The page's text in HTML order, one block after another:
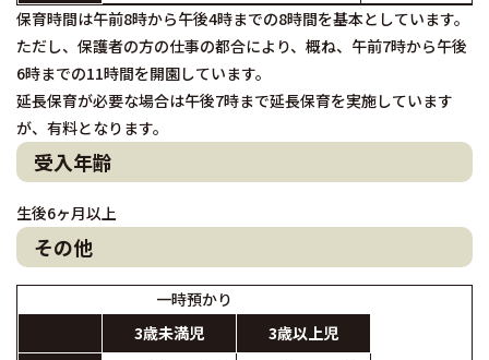
保育時間は午前8時から午後4時までの8時間を基本としています。
ただし、保護者の方の仕事の都合により、概ね、午前7時から午後
6時までの11時間を開園しています。
延長保育が必要な場合は午後7時まで延長保育を実施しています
が、有料となります。
受入年齢
生後6ヶ月以上
その他
一時預かり
3歳未満児
3歳以上児